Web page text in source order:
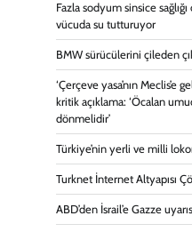
Fazla sodyum sinsice
vücuda su tutturuyor
BMW sürücülerini çileden
‘Çerçeve yasa’nın Meclis’e
kritik açıklama: ‘Öcalan
dönmelidir’
Türkiye’nin yerli ve milli
Turknet İnternet Altyapısı
ABD’den İsrail’e Gazze